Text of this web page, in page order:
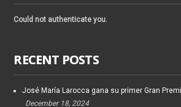
Could not authenticate you.
RECENT POSTS
José María Larocca gana su primer Gran
December 18, 2024